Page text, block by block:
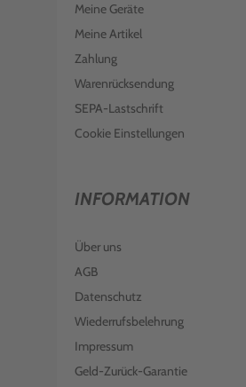
Meine Geräte
Meine Artikel
Zahlung
Warenrücksendung
SEPA-Lastschrift
Cookie Einstellungen
INFORMATION
Über uns
AGB
Datenschutz
Wiederrufsbelehrung
Impressum
Geld-Zurück-Garantie